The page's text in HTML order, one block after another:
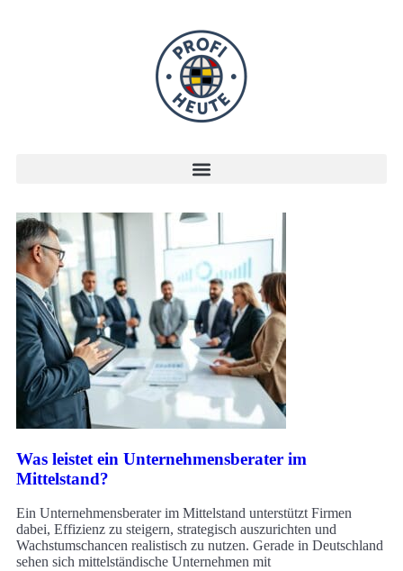
Was leistet ein Unternehmensberater im
Mittelstand?
Ein Unternehmensberater im Mittelstand unterstützt Firmen
dabei, Effizienz zu steigern, strategisch auszurichten und
Wachstumschancen realistisch zu nutzen. Gerade in Deutschland
sehen sich mittelständische Unternehmen mit